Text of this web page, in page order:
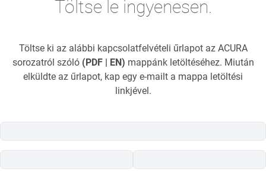
Töltse le ingyenesen.
Töltse ki az alábbi kapcsolatfelvételi űrlapot az ACURA
sorozatról szóló (PDF | EN) mappánk letöltéséhez. Miután
elküldte az űrlapot, kap egy e-mailt a mappa letöltési
linkjével.